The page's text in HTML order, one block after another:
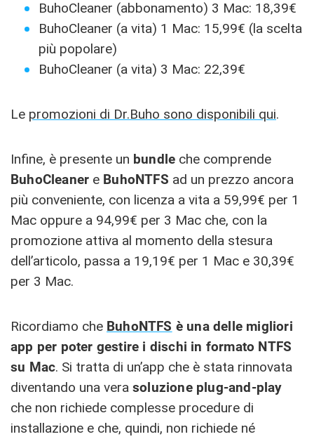
BuhoCleaner (abbonamento) 3 Mac: 18,39€
BuhoCleaner (a vita) 1 Mac: 15,99€ (la scelta
più popolare)
BuhoCleaner (a vita) 3 Mac: 22,39€
Le promozioni di Dr.Buho sono disponibili qui.
Infine, è presente un bundle che comprende
BuhoCleaner e BuhoNTFS ad un prezzo ancora
più conveniente, con licenza a vita a 59,99€ per 1
Mac oppure a 94,99€ per 3 Mac che, con la
promozione attiva al momento della stesura
dell’articolo, passa a 19,19€ per 1 Mac e 30,39€
per 3 Mac.
Ricordiamo che BuhoNTFS è una delle migliori
app per poter gestire i dischi in formato NTFS
su Mac. Si tratta di un’app che è stata rinnovata
diventando una vera soluzione plug-and-play
che non richiede complesse procedure di
installazione e che, quindi, non richiede né